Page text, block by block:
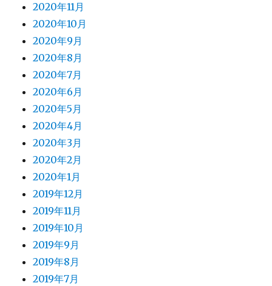
2020年11月
2020年10月
2020年9月
2020年8月
2020年7月
2020年6月
2020年5月
2020年4月
2020年3月
2020年2月
2020年1月
2019年12月
2019年11月
2019年10月
2019年9月
2019年8月
2019年7月